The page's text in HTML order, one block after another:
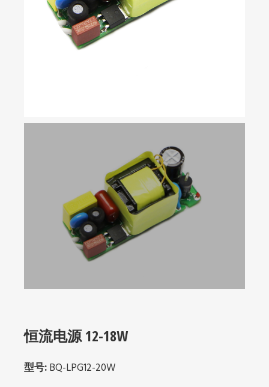
恒流电源 12-18W
型号: BQ-LPG12-20W